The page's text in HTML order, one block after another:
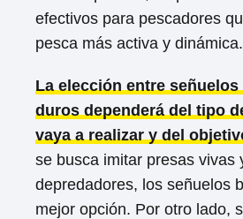
efectivos para pescadores
pesca más activa y dinámica.
La elección entre
duros dependerá del tipo
vaya a realizar y del
se busca imitar presas vivas
depredadores, los señuelos
mejor opción. Por otro lado,